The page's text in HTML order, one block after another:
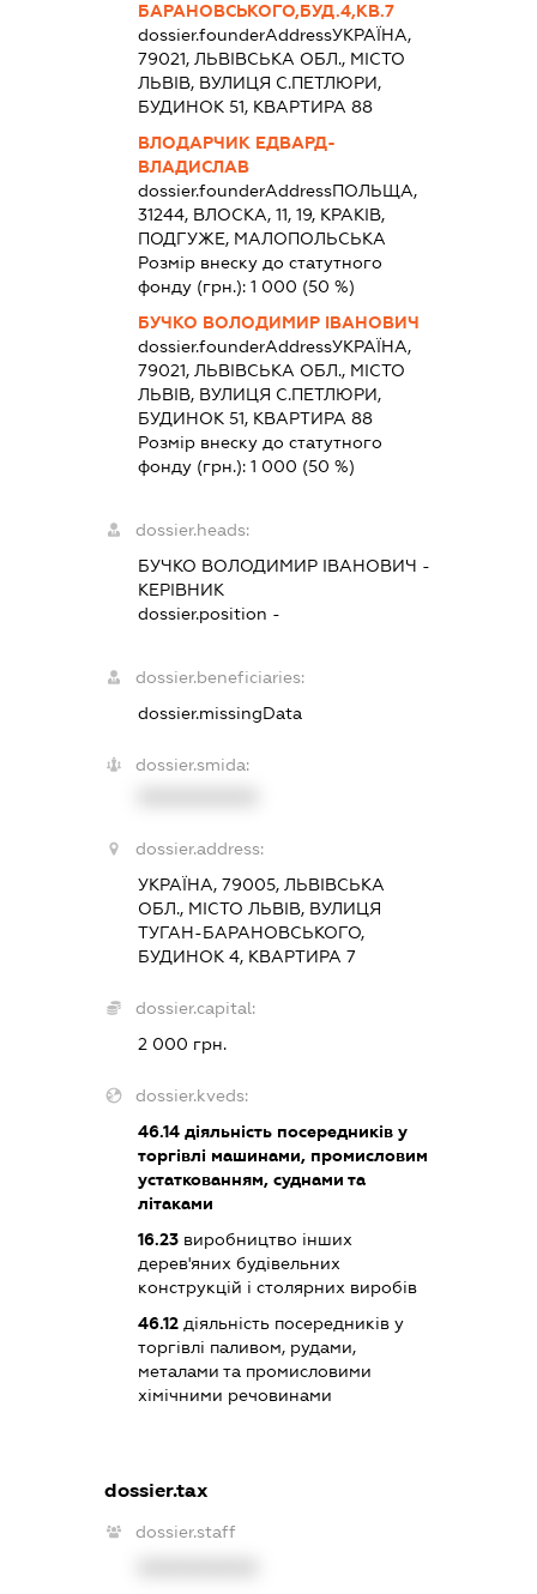
БАРАНОВСЬКОГО,БУД.4,КВ.7
dossier.founderAddressУКРАЇНА,
79021, ЛЬВІВСЬКА ОБЛ., МІСТО
ЛЬВІВ, ВУЛИЦЯ С.ПЕТЛЮРИ,
БУДИНОК 51, КВАРТИРА 88
ВЛОДАРЧИК ЕДВАРД-
ВЛАДИСЛАВ
dossier.founderAddressПОЛЬЩА,
31244, ВЛОСКА, 11, 19, КРАКІВ,
ПОДГУЖЕ, МАЛОПОЛЬСЬКА
Розмір внеску до статутного
фонду (грн.):1 000 (50 %)
БУЧКО ВОЛОДИМИР ІВАНОВИЧ
dossier.founderAddressУКРАЇНА,
79021, ЛЬВІВСЬКА ОБЛ., МІСТО
ЛЬВІВ, ВУЛИЦЯ С.ПЕТЛЮРИ,
БУДИНОК 51, КВАРТИРА 88
Розмір внеску до статутного
фонду (грн.):1 000 (50 %)
dossier.heads:
БУЧКО ВОЛОДИМИР ІВАНОВИЧ -
КЕРІВНИК
dossier.position -
dossier.beneficiaries:
dossier.missingData
dossier.smida:
dossier.address:
УКРАЇНА, 79005, ЛЬВІВСЬКА
ОБЛ., МІСТО ЛЬВІВ, ВУЛИЦЯ
ТУГАН-БАРАНОВСЬКОГО,
БУДИНОК 4, КВАРТИРА 7
dossier.capital:
2 000 грн.
dossier.kveds:
46.14 діяльність посередників у
торгівлі машинами, промисловим
устаткованням, суднами та
літаками
16.23 виробництво інших
дерев'яних будівельних
конструкцій і столярних виробів
46.12 діяльність посередників у
торгівлі паливом, рудами,
металами та промисловими
хімічними речовинами
dossier.tax
dossier.staff